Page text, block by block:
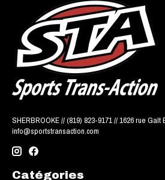
SHERBROOKE // (819) 823-9171 // 1626 rue Galt
info@sportstransaction.com
Catégories